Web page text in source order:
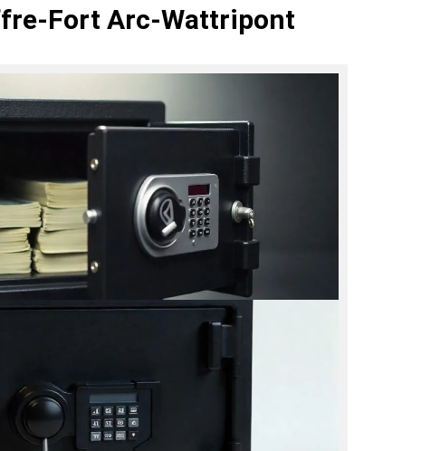
Fort Arc-Wattripont